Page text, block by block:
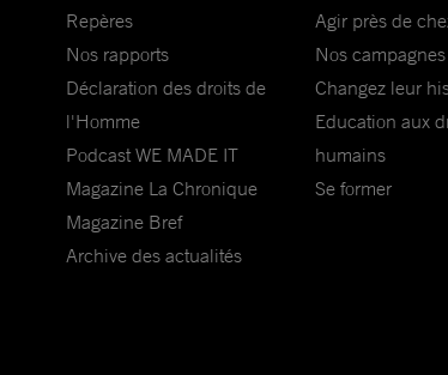
Repères
Nos rapports
Déclaration des droits de
l'Homme
Podcast WE MADE IT
Magazine La Chronique
Magazine Bref
Archive des actualités
Agir près de
Nos campagnes
Changez leur
Education aux
humains
Se former